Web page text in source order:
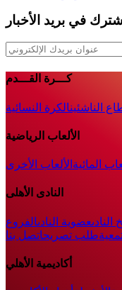
في بريد الأخبار
كـــرة القـــدم
الناشئينالكرة النسائية
الألعاب الرياضية
المائية الألعاب الأخرى
النادى الأهلى
النادىعضوية النادىالفروع
طلب تصريحاتصل بنا
أكاديمية الأهلي